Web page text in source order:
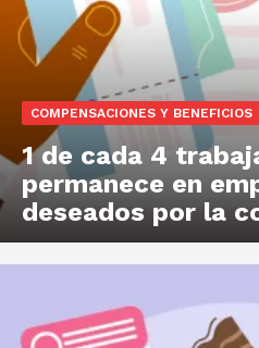
COMPENSACIONES Y BENEFICIOS
1 de cada 4
permanece en
deseados por la